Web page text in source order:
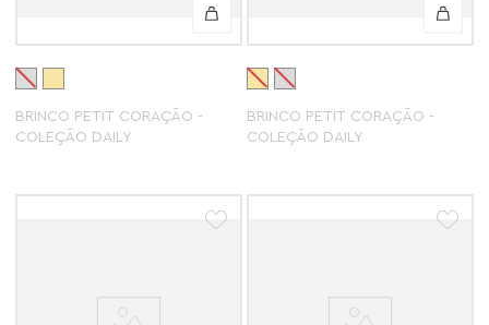
BRINCO PETIT CORAÇÃO -
COLEÇÃO DAILY
BRINCO PETIT CORAÇÃO -
COLEÇÃO DAILY